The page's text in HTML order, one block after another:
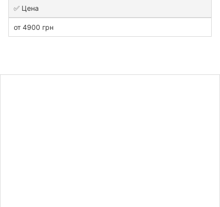
✅ Цена
от 4900 грн